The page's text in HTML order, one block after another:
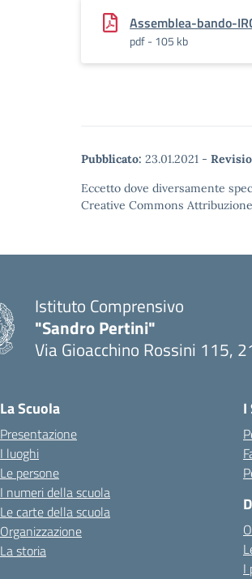
Assemblea-bando-
pdf - 105 kb
Pubblicato: 23.01.2021 -
Eccetto dove diversamente
Creative Commons
Istituto Comprensivo
"Sandro Pertini"
Via Gioacchino Rossini 115,
La Scuola
Presentazione
I luoghi
Le persone
I numeri della scuola
Le carte della scuola
Organizzazione
La storia
I
I